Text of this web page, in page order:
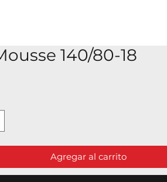
140/80-18
Agregar al carrito